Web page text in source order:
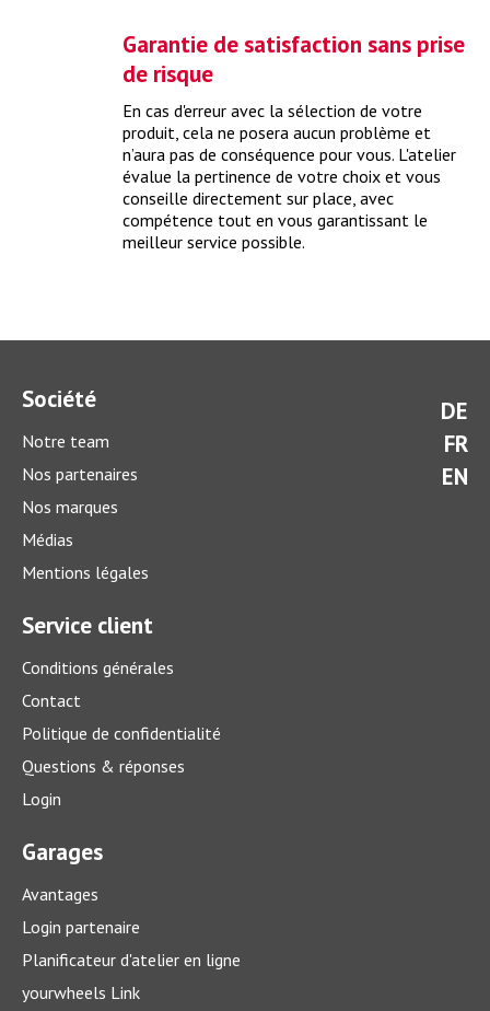
Grâce au check-up avant expertise, votre véhicule passera le
contrôle technique périodique.> plus
Grâce à un check-up d’hiver complet, vous préparez
idéalement votre voiture pour la saison d’hiver.
Que coûte un service sur votre voiture?
Un bon entretien est par contre toujours intéressant – que
Garantie de satisfaction sans prise
de risque
En cas d'erreur avec la sélection de votre
produit, cela ne posera aucun problème et
n’aura pas de conséquence pour vous. L'atelier
évalue la pertinence de votre choix et vous
conseille directement sur place, avec
compétence tout en vous garantissant le
meilleur service possible.
DE
FR
EN
Société
Notre team
Nos partenaires
Nos marques
Médias
Mentions légales
Service client
Conditions générales
Contact
Politique de confidentialité
Questions & réponses
Login
Garages
Avantages
Login partenaire
Planificateur d'atelier en ligne
yourwheels Link